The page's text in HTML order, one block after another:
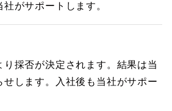
がサポートします。
り採否が決定されます。結果は当
せします。入社後も当社がサポー